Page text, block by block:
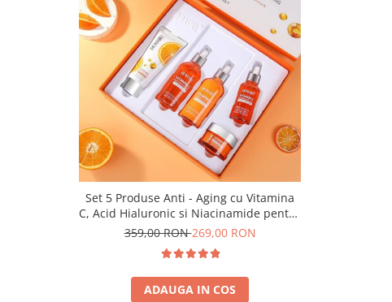
Set 5 Produse Anti - Aging cu Vitamina
C, Acid Hialuronic si Niacinamide pentru
Luminozitate - Dr. Rashel Skin Care
359,00 RON269,00 RON
ADAUGA IN COS